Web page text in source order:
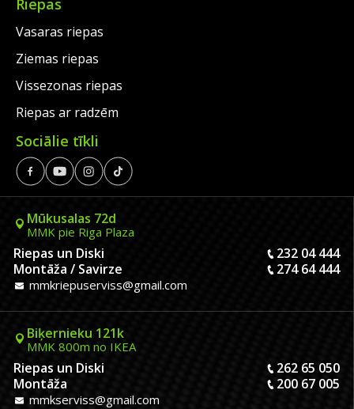
Riepas
Vasaras riepas
Ziemas riepas
Vissezonas riepas
Riepas ar radzēm
Sociālie tīkli
Mūkusalas 72d
MMK pie Riga Plaza
Riepas un Diski
232 04 444
Montāža / Savirze
274 64 444
mmkriepuserviss@gmail.com
Biķernieku 121k
MMK 800m no IKEA
Riepas un Diski
262 65 050
Montāža
200 67 005
mmkserviss@gmail.com